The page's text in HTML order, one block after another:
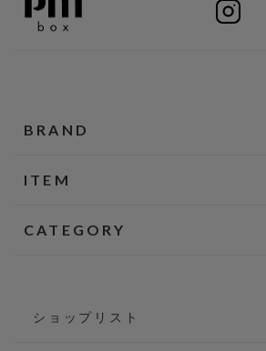
BRAND
ITEM
CATEGORY
ショップリスト